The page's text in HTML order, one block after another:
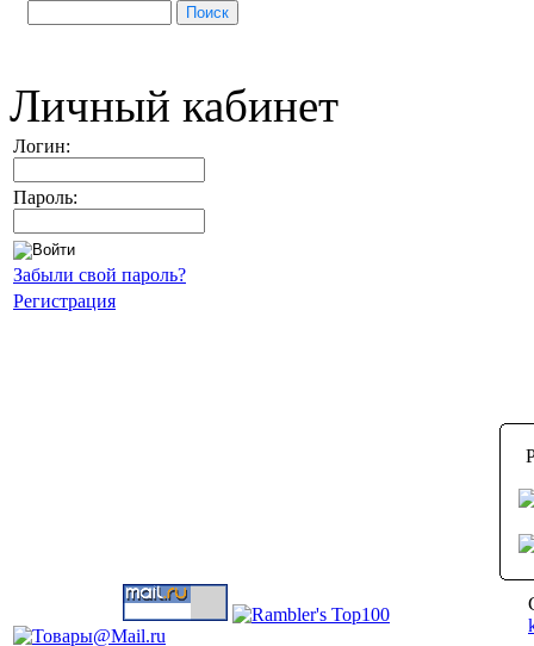
Личный кабинет
Логин:
Пароль:
Забыли свой пароль?
Регистрация